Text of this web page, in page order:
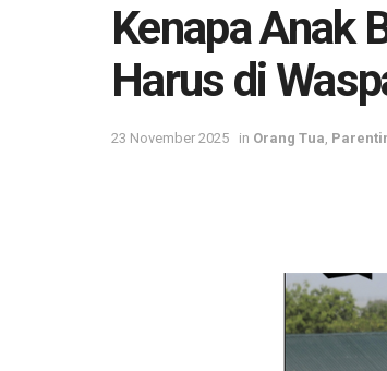
Kenapa Anak
Harus di
23 November 2025 in Orang Tua